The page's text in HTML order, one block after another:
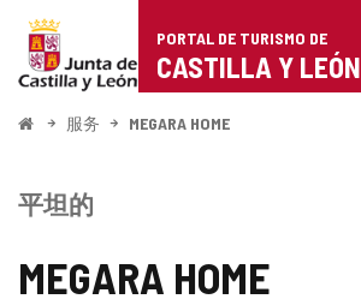
Portal
de
Turismo
Castilla
PORTAL DE TURISMO DE
CASTILLA Y LEÓN
开
服务 MEGARA HOME
MEGARA HOME
平坦的